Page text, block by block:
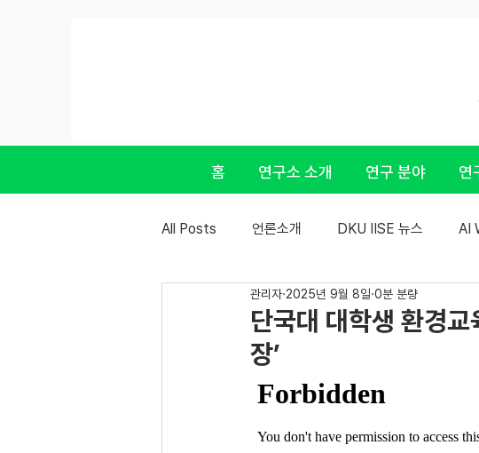
홈 연구소 소개 연구 분야 연
All Posts 언론소개 DKU IISE 뉴스 AI
단국대 대학생 환경
장’
관리자 2025년 9월 8일 0분 분량